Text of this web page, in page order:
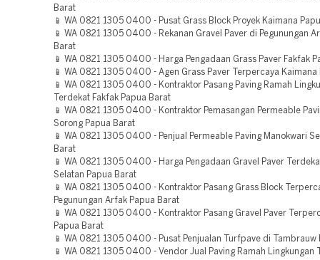
Barat
📱 WA 0821 1305 0400 - Pusat Grass Block Proyek Kaimana
📱 WA 0821 1305 0400 - Rekanan Gravel Paver di Pegunungan
Barat
📱 WA 0821 1305 0400 - Harga Pengadaan Grass Paver Fakfak
📱 WA 0821 1305 0400 - Agen Grass Paver Terpercaya Kaimana
📱 WA 0821 1305 0400 - Kontraktor Pasang Paving Ramah
Terdekat Fakfak Papua Barat
📱 WA 0821 1305 0400 - Kontraktor Pemasangan Permeable
Sorong Papua Barat
📱 WA 0821 1305 0400 - Penjual Permeable Paving Manokwari
Barat
📱 WA 0821 1305 0400 - Harga Pengadaan Gravel Paver
Selatan Papua Barat
📱 WA 0821 1305 0400 - Kontraktor Pasang Grass Block
Pegunungan Arfak Papua Barat
📱 WA 0821 1305 0400 - Kontraktor Pasang Gravel Paver
Papua Barat
📱 WA 0821 1305 0400 - Pusat Penjualan Turfpave di Tambrauw
📱 WA 0821 1305 0400 - Vendor Jual Paving Ramah Lingkungan